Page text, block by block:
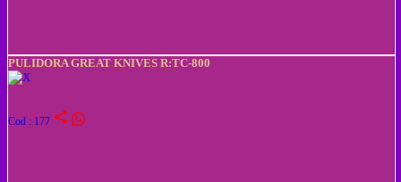
PULIDORA GREAT KNIVES R:TC-800
Cod : 177 share